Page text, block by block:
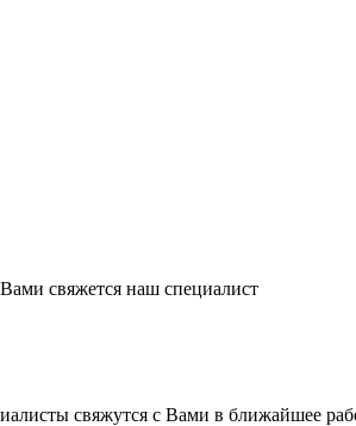
свяжется наш специалист
свяжутся с Вами в ближайшее